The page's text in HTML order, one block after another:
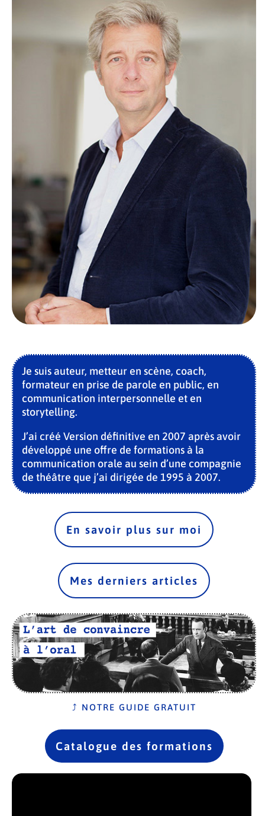
Je suis auteur, metteur en scène, coach,
formateur en prise de parole en public, en
communication interpersonnelle et en
storytelling.
J’ai créé Version définitive en 2007 après avoir
développé une offre de formations à la
communication orale au sein d’une compagnie
de théâtre que j’ai dirigée de 1995 à 2007.
En savoir plus sur moi
Mes derniers articles
⤴️ NOTRE GUIDE GRATUIT
Catalogue des formations